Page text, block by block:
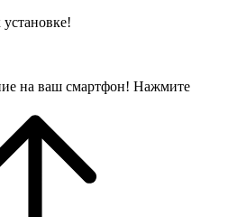
на ваш смартфон! Нажмите